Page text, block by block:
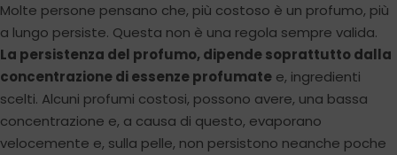
Molte persone pensano che, più costoso è un profumo, più
a lungo persiste. Questa non è una regola sempre valida.
La persistenza del profumo, dipende soprattutto dalla
concentrazione di essenze profumate e, ingredienti
scelti. Alcuni profumi costosi, possono avere, una bassa
concentrazione e, a causa di questo, evaporano
velocemente e, sulla pelle, non persistono neanche poche